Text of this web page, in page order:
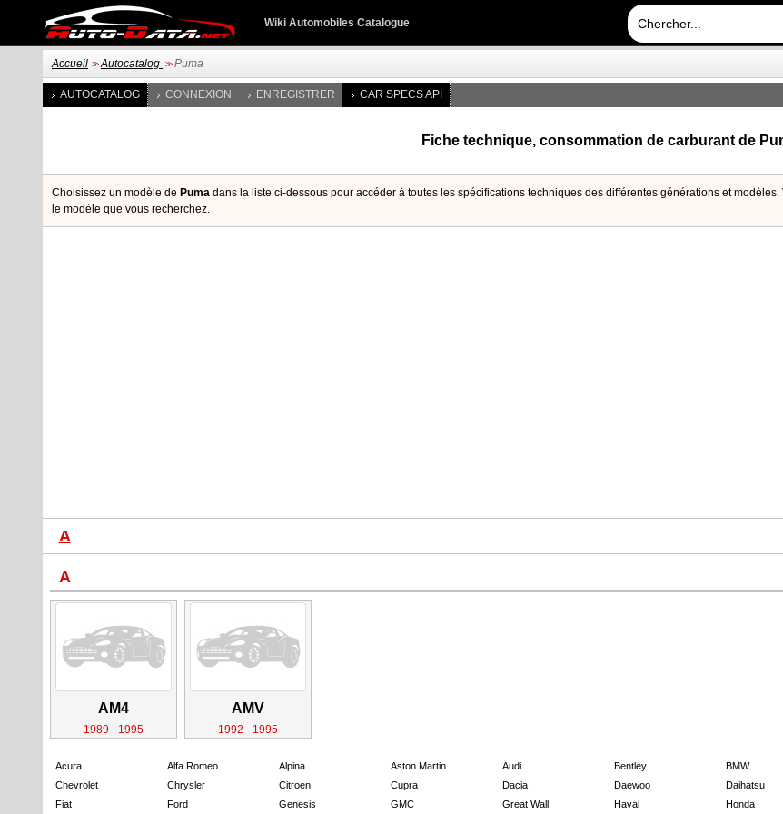
Wiki Automobiles Catalogue
Accueil >> Autocatalog >> Puma
AUTOCATALOG CONNEXION ENREGISTRER CAR SPECS API
Fiche technique, consommation de carburant de
Choisissez un modèle de Puma dans la liste ci-dessous pour accéder à toutes les spécifications techniques des différentes générations et
le modèle que vous recherchez.
A
A
AM4
1989 - 1995
AMV
1992 - 1995
Acura Alfa Romeo Alpina Aston Martin Audi Bentley BMW
Chevrolet
Chrysler Citroen Cupra Dacia Daewoo Daihatsu
Fiat
Ford Genesis GMC Great Wall Haval Honda